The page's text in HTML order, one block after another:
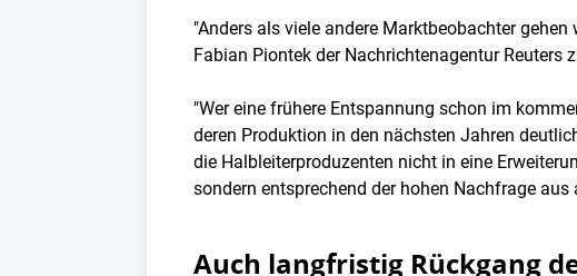
"Anders als viele andere Marktbeobachter
Fabian Piontek der Nachrichtenagentur
"Wer eine frühere Entspannung schon im
deren Produktion in den nächsten Jahren
die Halbleiterproduzenten nicht in eine
sondern entsprechend der hohen Nachfrage
Auch langfristig Rückgang